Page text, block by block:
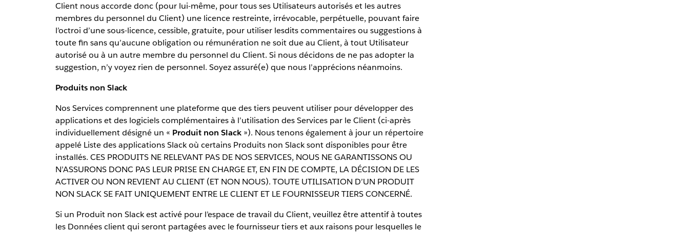
Client nous accorde donc (pour lui-même, pour tous ses Utilisateurs autorisés et les autres
membres du personnel du Client) une licence restreinte, irrévocable, perpétuelle, pouvant faire
l’octroi d’une sous-licence, cessible, gratuite, pour utiliser lesdits commentaires ou suggestions à
toute fin sans qu’aucune obligation ou rémunération ne soit due au Client, à tout Utilisateur
autorisé ou à un autre membre du personnel du Client. Si nous décidons de ne pas adopter la
suggestion, n’y voyez rien de personnel. Soyez assuré(e) que nous l’apprécions néanmoins.
Produits non Slack
Nos Services comprennent une plateforme que des tiers peuvent utiliser pour développer des
applications et des logiciels complémentaires à l’utilisation des Services par le Client (ci-après
individuellement désigné un « Produit non Slack»). Nous tenons également à jour un répertoire
appelé Liste des applications Slack où certains Produits non Slack sont disponibles pour être
installés. CES PRODUITS NE RELEVANT PAS DE NOS SERVICES, NOUS NE GARANTISSONS OU
N’ASSURONS DONC PAS LEUR PRISE EN CHARGE ET, EN FIN DE COMPTE, LA DÉCISION DE LES
ACTIVER OU NON REVIENT AU CLIENT (ET NON NOUS). TOUTE UTILISATION D’UN PRODUIT
NON SLACK SE FAIT UNIQUEMENT ENTRE LE CLIENT ET LE FOURNISSEUR TIERS CONCERNÉ.
Si un Produit non Slack est activé pour l’espace de travail du Client, veuillez être attentif à toutes
les Données client qui seront partagées avec le fournisseur tiers et aux raisons pour lesquelles le